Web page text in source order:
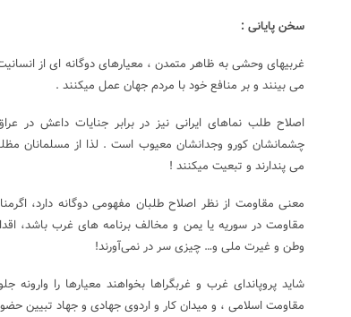
سخن پایانی :
غربیهای وحشی به ظاهر متمدن ، معیارهای دوگانه ای از
می بینند و بر منافع خود با مردم جهان عمل میکنند .
اصلاح طلب نماهای ایرانی نیز در برابر جنایات داعش در
چشمانشان کورو وجدانشان معیوب است . لذا از مسلمانان
می پندارند و تبعیت میکنند !
معنی مقاومت از نظر اصلاح طلبان مفهومی دوگانه دارد،
مقاومت در سوریه یا یمن و مخالف برنامه های غرب باشد،
وطن و غیرت ملی و… چیزی سر در نمی‌آورند!
شاید پروپاندای غرب و غربگراها بخواهند معیارها را
مقاومت اسلامی ، و میدان کار و اردوی جهادی و جهاد تبیین